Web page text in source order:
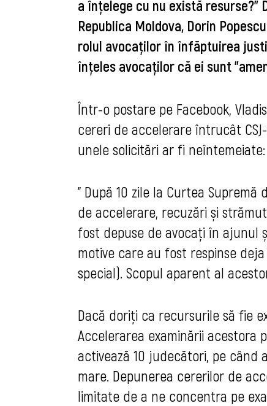
a înțelege cu nu există resurse?"
Republica Moldova, Dorin
rolul avocaţilor în înfăptuirea
înţeles avocaţilor că ei sunt
Într-o postare pe Facebook,
cereri de accelerare întrucât
unele solicitări ar fi neîntemeiate:
" După 10 zile la Curtea
de accelerare, recuzări și
fost depuse de avocați în ajunul
motive care au fost respinse
special). Scopul aparent al
Dacă doriți ca recursurile să fie
Accelerarea examinării acestora
activează 10 judecători, pe
mare. Depunerea cererilor de
limitate de a ne concentra pe